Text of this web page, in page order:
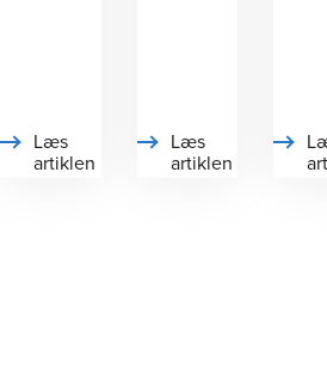
Læs
artiklen
Læs
artiklen